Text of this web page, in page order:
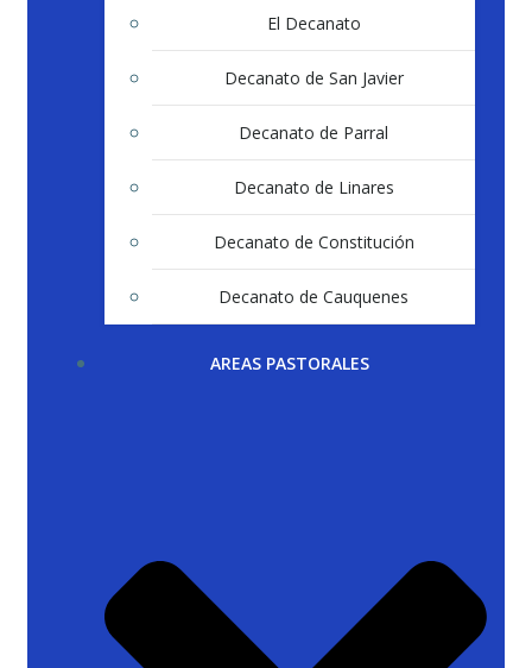
El Decanato
Decanato de San Javier
Decanato de Parral
Decanato de Linares
Decanato de Constitución
Decanato de Cauquenes
AREAS PASTORALES